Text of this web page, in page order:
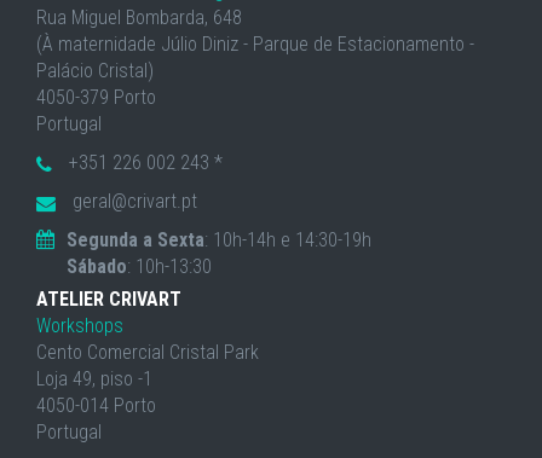
Rua Miguel Bombarda, 648
(À maternidade Júlio Diniz - Parque de Estacionamento -
Palácio Cristal)
4050-379 Porto
Portugal
+351 226 002 243 *
geral@crivart.pt
Segunda a Sexta: 10h-14h e 14:30-19h
Sábado: 10h-13:30
ATELIER CRIVART
Workshops
Cento Comercial Cristal Park
Loja 49, piso -1
4050-014 Porto
Portugal